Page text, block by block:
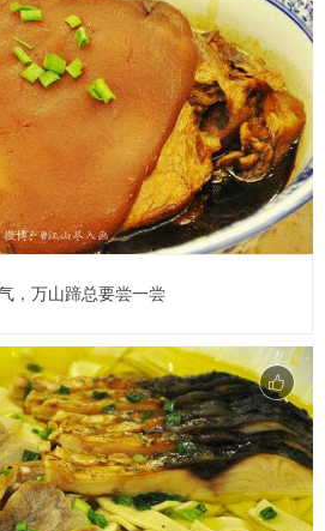
，万山蹄总要尝一尝